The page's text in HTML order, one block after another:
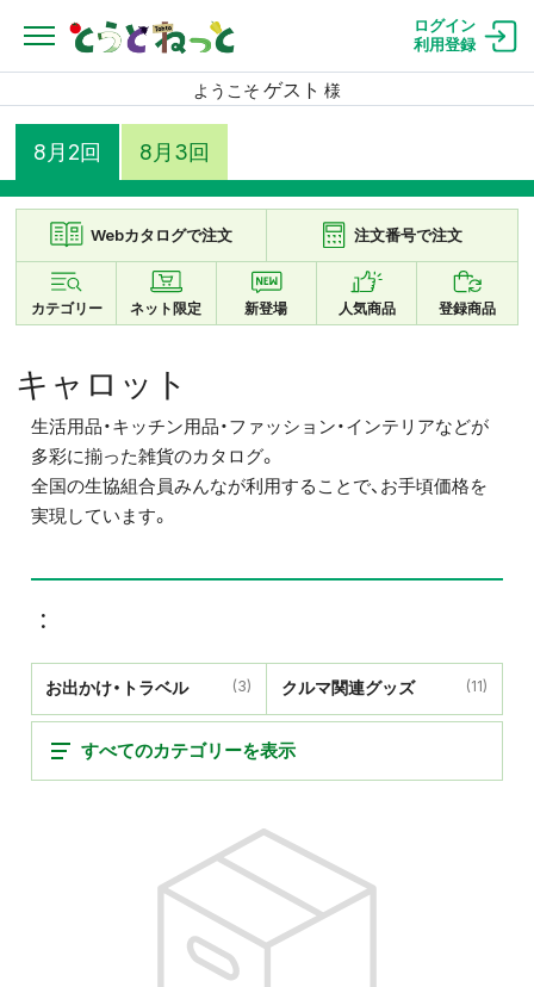
ログイン
利用登録
ようこそ ゲスト 様
8月2回 8月3回
Webカタログで注文 注文番号で注文
カテゴリー ネット限定 新登場 人気商品 登録商品
キャロット
生活用品・キッチン用品・ファッション・インテリアなどが
多彩に揃った雑貨のカタログ。
全国の生協組合員みんなが利用することで、お手頃価格を
実現しています。
お出かけ・トラベル (3) クルマ関連グッズ (11)
すべてのカテゴリーを表示